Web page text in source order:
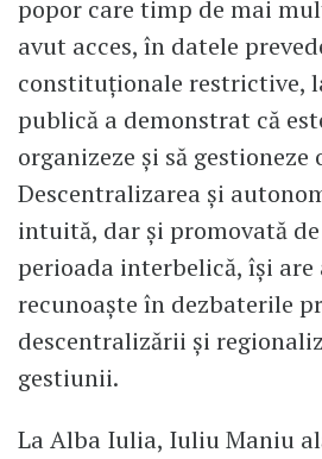
popor care timp de mai
avut acces, în datele
constituționale restrictive,
publică a demonstrat că
organizeze și să gestioneze
Descentralizarea și
intuită, dar și promovată
perioada interbelică, își are
recunoaște în dezbaterile
descentralizării și
gestiunii.
La Alba Iulia, Iuliu Maniu